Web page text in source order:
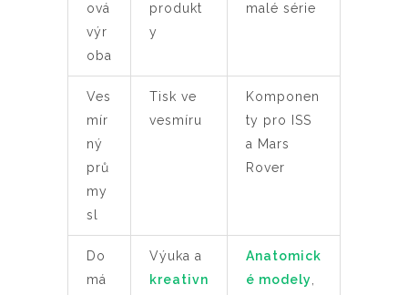
ová
výr
oba
produkt
y
malé série
Ves
mír
ný
prů
my
sl
Tisk ve
vesmíru
Komponen
ty pro ISS
a Mars
Rover
Do
má
Výuka a
kreativn
Anatomick
é modely,